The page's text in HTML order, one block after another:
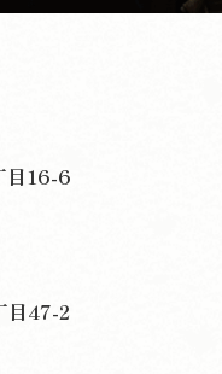
目16-6
目47-2